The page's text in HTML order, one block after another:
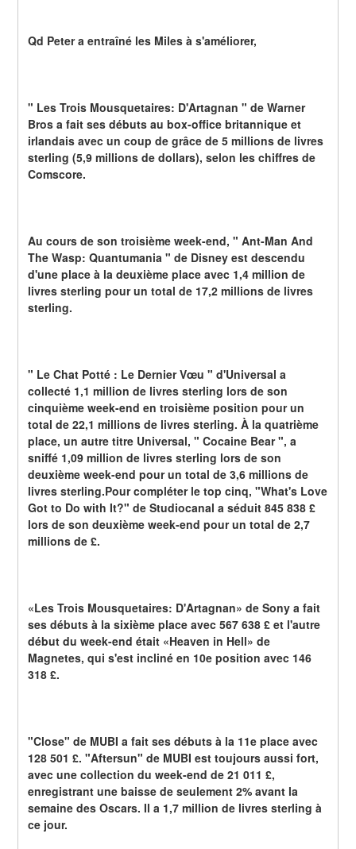
Qd Peter a entraîné les Miles à s'améliorer,
" Les Trois Mousquetaires: D'Artagnan " de Warner
Bros a fait ses débuts au box-office britannique et
irlandais avec un coup de grâce de 5 millions de livres
sterling (5,9 millions de dollars), selon les chiffres de
Comscore.
Au cours de son troisième week-end, " Ant-Man And
The Wasp: Quantumania " de Disney est descendu
d'une place à la deuxième place avec 1,4 million de
livres sterling pour un total de 17,2 millions de livres
sterling.
" Le Chat Potté : Le Dernier Vœu " d'Universal a
collecté 1,1 million de livres sterling lors de son
cinquième week-end en troisième position pour un
total de 22,1 millions de livres sterling. À la quatrième
place, un autre titre Universal, " Cocaine Bear ", a
sniffé 1,09 million de livres sterling lors de son
deuxième week-end pour un total de 3,6 millions de
livres sterling.Pour compléter le top cinq, "What's Love
Got to Do with It?" de Studiocanal a séduit 845 838 £
lors de son deuxième week-end pour un total de 2,7
millions de £.
«Les Trois Mousquetaires: D'Artagnan» de Sony a fait
ses débuts à la sixième place avec 567 638 £ et l'autre
début du week-end était «Heaven in Hell» de
Magnetes, qui s'est incliné en 10e position avec 146
318 £.
"Close" de MUBI a fait ses débuts à la 11e place avec
128 501 £. "Aftersun" de MUBI est toujours aussi fort,
avec une collection du week-end de 21 011 £,
enregistrant une baisse de seulement 2% avant la
semaine des Oscars. Il a 1,7 million de livres sterling à
ce jour.